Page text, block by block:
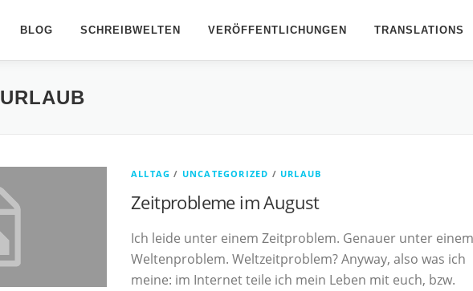
BLOG SCHREIBWELTEN VERÖFFENTLICHUNGEN TRANSLATIONS
URLAUB
ALLTAG / UNCATEGORIZED / URLAUB
Zeitprobleme im August
Ich leide unter einem Zeitproblem. Genauer unter einem
Weltenproblem. Weltzeitproblem? Anyway, also was ich
meine: im Internet teile ich mein Leben mit euch, bzw.